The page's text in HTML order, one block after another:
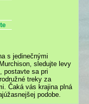
s jedinečnými
sledujte levy
postavte sa pri
treky za
Čaká vás krajina plná
podobe.